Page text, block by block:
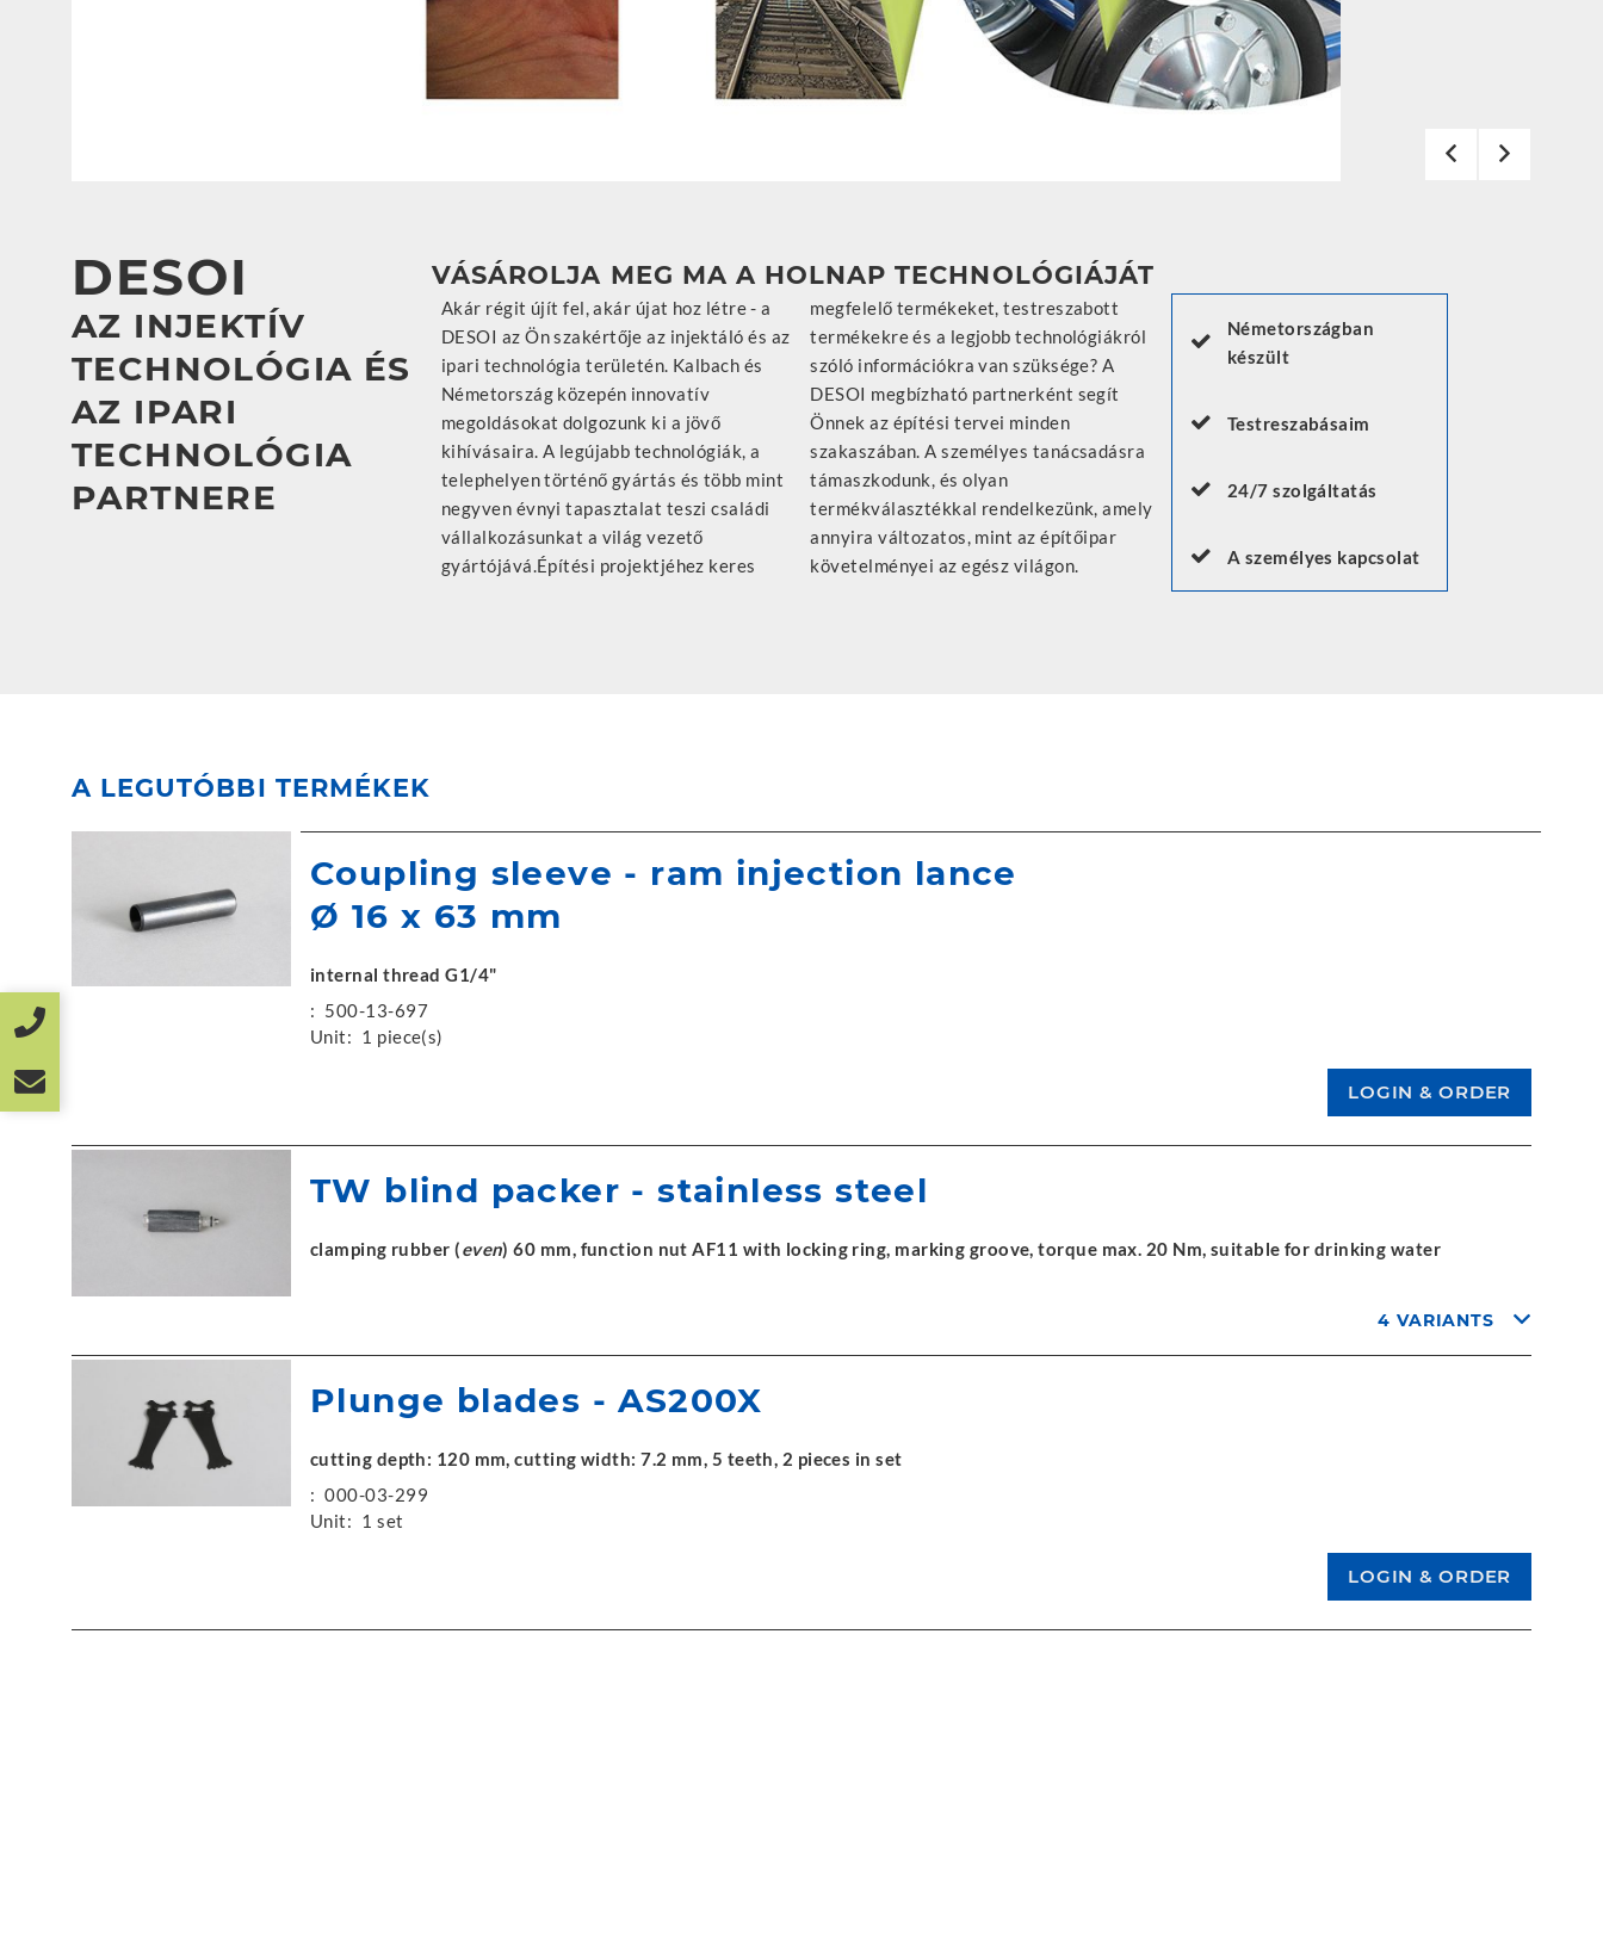
DESOI
AZ INJEKTÍV
TECHNOLÓGIA ÉS
AZ IPARI
TECHNOLÓGIA
PARTNERE
VÁSÁROLJA MEG MA A HOLNAP TECHNOLÓGIÁJÁT
Akár régit újít fel, akár újat hoz létre - a
DESOI az Ön szakértője az injektáló és az
ipari technológia területén. Kalbach és
Németország közepén innovatív
megoldásokat dolgozunk ki a jövő
kihívásaira. A legújabb technológiák, a
telephelyen történő gyártás és több mint
negyven évnyi tapasztalat teszi családi
vállalkozásunkat a világ vezető
gyártójává.Építési projektjéhez keres
megfelelő termékeket, testreszabott
termékekre és a legjobb technológiákról
szóló információkra van szüksége? A
DESOI megbízható partnerként segít
Önnek az építési tervei minden
szakaszában. A személyes tanácsadásra
támaszkodunk, és olyan
termékválasztékkal rendelkezünk, amely
annyira változatos, mint az építőipar
követelményei az egész világon.
Németországban
készült
Testreszabásaim
24/7 szolgáltatás
A személyes kapcsolat
A LEGUTÓBBI TERMÉKEK
Coupling sleeve - ram injection lance
Ø 16 x 63 mm
internal thread G1/4"
: 500-13-697
Unit: 1 piece(s)
TW blind packer - stainless steel
clamping rubber (even) 60 mm, function nut AF11 with locking ring, marking groove, torque max. 20 Nm, suitable for drinking water
4 VARIANTS
Plunge blades - AS200X
cutting depth: 120 mm, cutting width: 7.2 mm, 5 teeth, 2 pieces in set
: 000-03-299
Unit: 1 set